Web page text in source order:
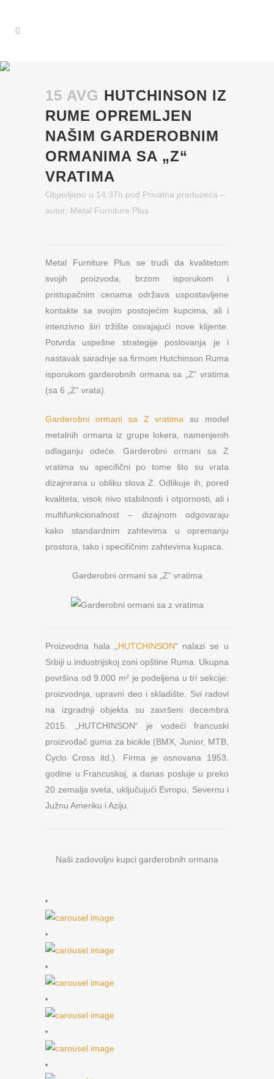
15 AVG HUTCHINSON IZ
RUME OPREMLJEN
NAŠIM GARDEROBNIM
ORMANIMA SA „Z“
VRATIMA
Objavljeno u 14:37h pod Privatna preduzeća –
autor: Metal Furniture Plus
Metal Furniture Plus se trudi da kvalitetom
svojih proizvoda, brzom isporukom i
pristupačnim cenama održava uspostavljene
kontakte sa svojim postojećim kupcima, ali i
intenzivno širi tržište osvajajući nove klijente.
Potvrda uspešne strategije poslovanja je i
nastavak saradnje sa firmom Hutchinson Ruma
isporukom garderobnih ormana sa „Z“ vratima
(sa 6 „Z“ vrata).
Garderobni ormani sa Z vratima su model
metalnih ormana iz grupe lokera, namenjenih
odlaganju odeće. Garderobni ormani sa Z
vratima su specifični po tome što su vrata
dizajnirana u obliku slova Z. Odlikuje ih, pored
kvaliteta, visok nivo stabilnosti i otpornosti, ali i
multifunkcionalnost – dizajnom odgovaraju
kako standardnim zahtevima u opremanju
prostora, tako i specifičnim zahtevima kupaca.
Garderobni ormani sa „Z“ vratima
Proizvodna hala „HUTCHINSON“ nalazi se u
Srbiji u industrijskoj zoni opštine Ruma. Ukupna
površina od 9.000 m² je podeljena u tri sekcije:
proizvodnja, upravni deo i skladište. Svi radovi
na izgradnji objekta su završeni decembra
2015. „HUTCHINSON“ je vodeći francuski
proizvođač guma za bicikle (BMX, Junior, MTB,
Cyclo Cross itd.). Firma je osnovana 1953.
godine u Francuskoj, a danas posluje u preko
20 zemalja sveta, uključujući Evropu, Severnu i
Južnu Ameriku i Aziju.
Naši zadovoljni kupci garderobnih ormana